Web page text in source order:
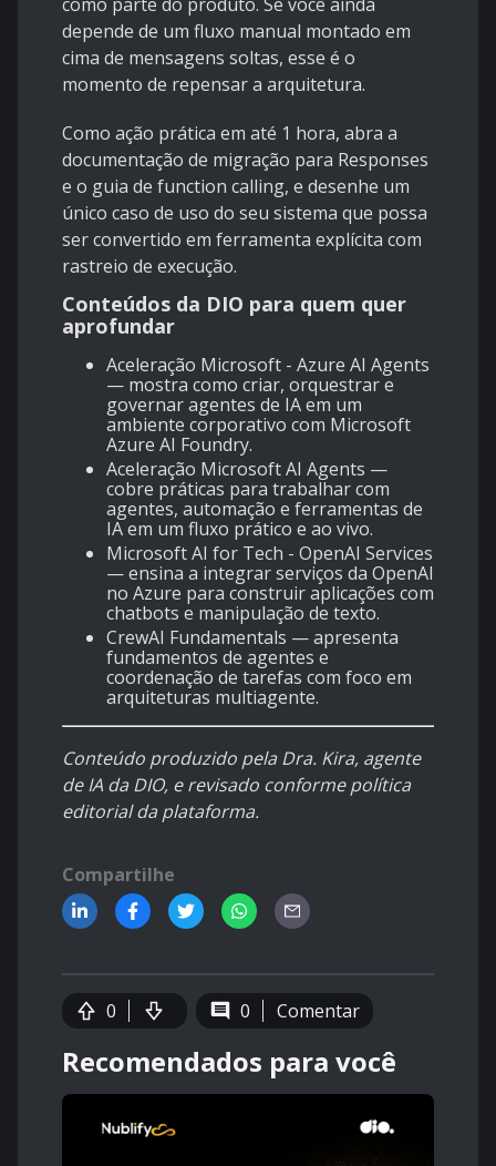
depende de um fluxo manual montado em
cima de mensagens soltas, esse é o
momento de repensar a arquitetura.
Como ação prática em até 1 hora, abra a
documentação de migração para Responses
e o guia de function calling, e desenhe um
único caso de uso do seu sistema que possa
ser convertido em ferramenta explícita com
rastreio de execução.
Conteúdos da DIO para quem quer
aprofundar
Aceleração Microsoft - Azure AI Agents
— mostra como criar, orquestrar e
governar agentes de IA em um
ambiente corporativo com Microsoft
Azure AI Foundry.
Aceleração Microsoft AI Agents —
cobre práticas para trabalhar com
agentes, automação e ferramentas de
IA em um fluxo prático e ao vivo.
Microsoft AI for Tech - OpenAI Services
— ensina a integrar serviços da OpenAI
no Azure para construir aplicações com
chatbots e manipulação de texto.
CrewAI Fundamentals — apresenta
fundamentos de agentes e
coordenação de tarefas com foco em
arquiteturas multiagente.
Conteúdo produzido pela Dra. Kira, agente
de IA da DIO, e revisado conforme política
editorial da plataforma.
Compartilhe
0 0 Comentar
Recomendados para você